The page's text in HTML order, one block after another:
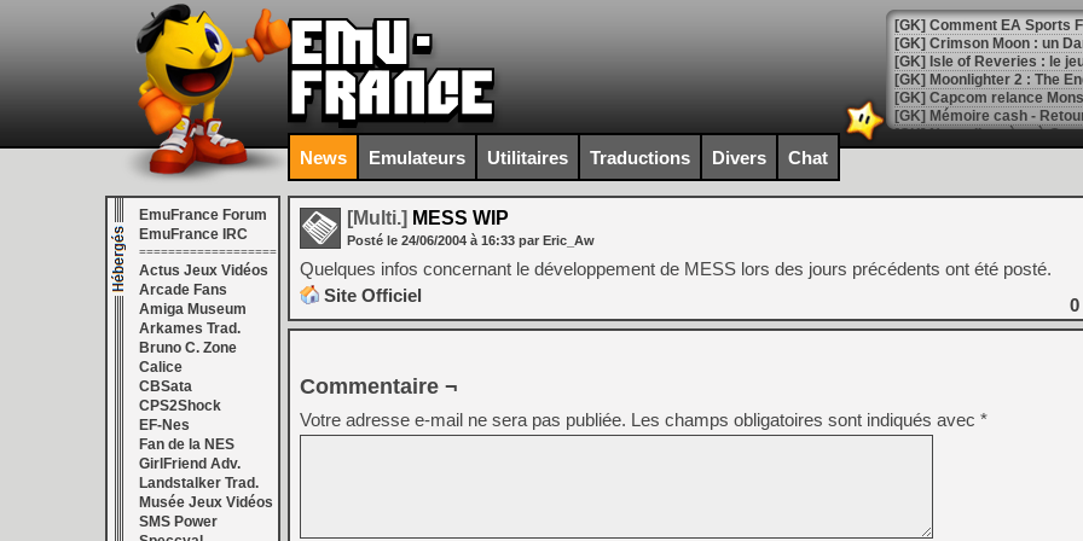
[GK] Comment EA Sports
[GK] Crimson Moon : un
[GK] Isle of Reveries : le
[GK] Moonlighter 2 : The
[GK] Capcom relance
[Mo5] Deux inédits du
[GK] Le beat'em up The
[GK] Endless Legend 2 :
[LS] [PS5] Le WebKit
[GK] Oubliez Crazy Taxi,
[LS] [Switch] NSZ 5.0.0
[GK] No More Room in
[GK] Un chatbot Atelier
[GK] Mémoire cash -
News Emulateurs Utilitaires Traductions Divers Chat
EmuFrance Forum
EmuFrance IRC
===================
Actus Jeux Vidéos
Arcade Fans
Amiga Museum
Arkames Trad.
Bruno C. Zone
Calice
CBSata
CPS2Shock
EF-Nes
Fan de la NES
GirlFriend Adv.
Landstalker Trad.
Musée Jeux Vidéos
SMS Power
[Multi.] MESS WIP
Posté le 24/06/2004 à 16:33 par Eric_Aw
Quelques infos concernant le développement de MESS lors des jours précédents ont été posté.
Site Officiel
0
Commentaire ¬
Votre adresse e-mail ne sera pas publiée. Les champs obligatoires sont indiqués avec *